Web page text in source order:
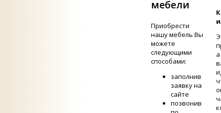
мебели
Приобрести
нашу мебель Вы
можете
следующими
способами:
заполнив
заявку на
сайте
позвонив